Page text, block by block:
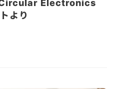
Circular Electronics
より